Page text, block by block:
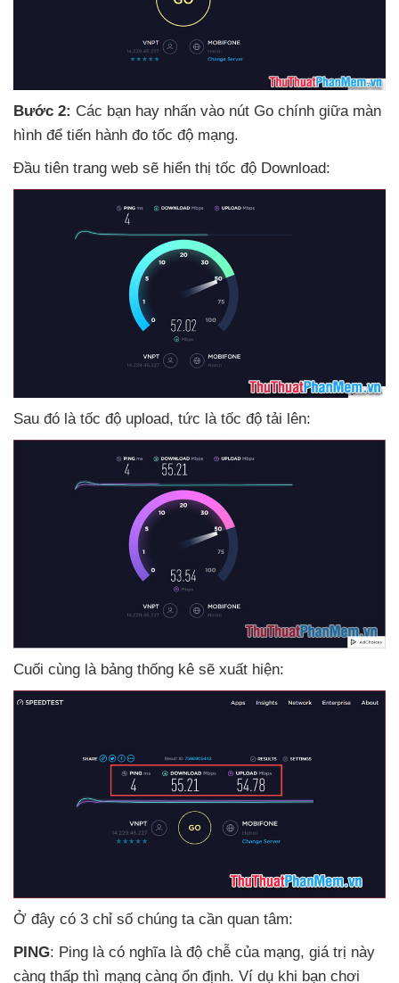
Bước 2: Các bạn hay nhấn vào nút Go chính giữa màn
hình để tiến hành đo tốc độ mạng.
Đầu tiên trang web sẽ hiển thị tốc độ Download:
Sau đó là tốc độ upload, tức là tốc độ tải lên:
Cuối cùng là bảng thống kê sẽ xuất hiện:
Ở đây có 3 chỉ số chúng ta cần quan tâm:
PING: Ping là có nghĩa là độ chễ của mạng, giá trị này
càng thấp thì mạng càng ổn định. Ví dụ khi bạn chơi